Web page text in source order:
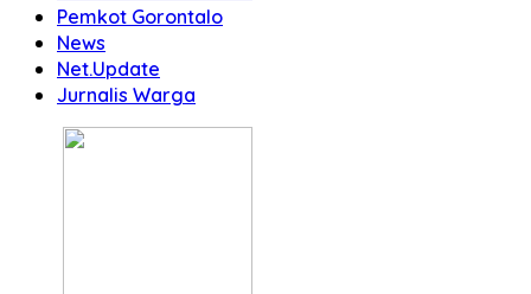
Pemkot Gorontalo
News
Net.Update
Jurnalis Warga